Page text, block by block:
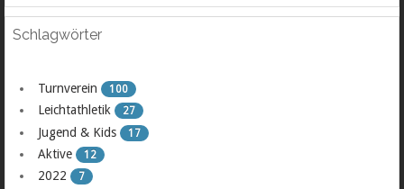
Schlagwörter
Turnverein 100
Leichtathletik 27
Jugend & Kids 17
Aktive 12
2022 7